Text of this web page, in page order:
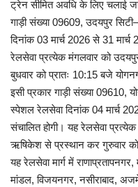
ट्रेन सीमित अवधि के लिए चलाई
गाड़ी संख्या 09609, उदयपुर
दिनांक 03 मार्च 2026 से 31
रेलसेवा प्रत्येक मंगलवार को
बुधवार को प्रातः 10:15 बजे
इसी प्रकार गाड़ी संख्या 09610,
स्पेशल रेलसेवा दिनांक 04 मार्च
संचालित होगी। यह रेलसेवा
ऋषिकेश से प्रस्थान कर गुरुवार
यह रेलसेवा मार्ग में
मांडल, विजयनगर, नसीराबाद,